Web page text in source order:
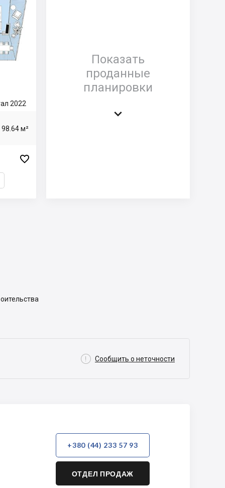
2022
98.64 м²

Показать
проданные
планировки

 Сообщить о неточности
+380 (44) 233 57 93
ОТДЕЛ ПРОДАЖ